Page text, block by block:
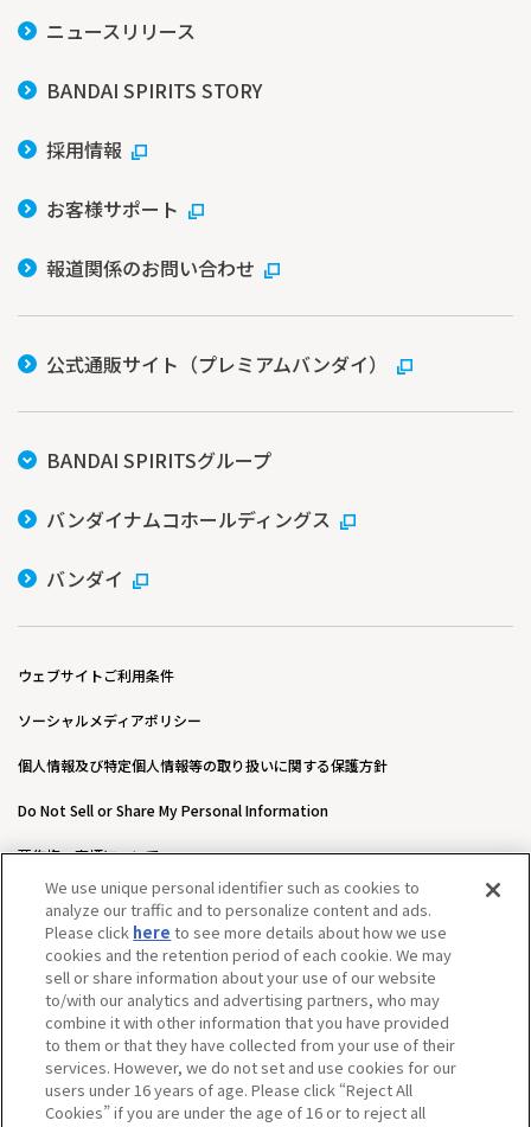
ニュースリリース
BANDAI SPIRITS STORY
採用情報
お客様サポート
報道関係のお問い合わせ
公式通販サイト（プレミアムバンダイ）
BANDAI SPIRITSグループ
バンダイナムコホールディングス
バンダイ
ウェブサイトご利用条件
ソーシャルメディアポリシー
個人情報及び特定個人情報等の取り扱いに関する保護方針
Do Not Sell or Share My Personal Information
著作権・商標について
ウェブアクセシビリティ方針
カスタマーハラスメントに対する基本的な対応方針について
We use unique personal identifier such as cookies to
analyze our traffic and to personalize content and ads.
Please click here to see more details about how we use
cookies and the retention period of each cookie. We may
sell or share information about your use of our website
to/with our analytics and advertising partners, who may
combine it with other information that you have provided
to them or that they have collected from your use of their
services. However, we do not set and use cookies for our
users under 16 years of age. Please click “Reject All
Cookies” if you are under the age of 16 or to reject all